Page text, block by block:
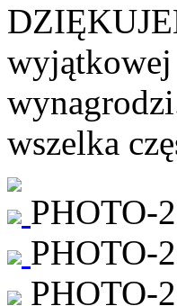
wszelka
PHOTO-
PHOTO-
PHOTO-